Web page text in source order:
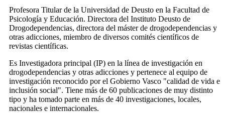
Profesora Titular de la Universidad de Deusto en la Facultad de
Psicología y Educación. Directora del Instituto Deusto de
Drogodependencias, directora del máster de drogodependencias y
otras adicciones, miembro de diversos comités científicos de
revistas científicas.
Es Investigadora principal (IP) en la línea de investigación en
drogodependencias y otras adicciones y pertenece al equipo de
investigación reconocido por el Gobierno Vasco "calidad de vida e
inclusión social". Tiene más de 60 publicaciones de muy distinto
tipo y ha tomado parte en más de 40 investigaciones, locales,
nacionales e internacionales.